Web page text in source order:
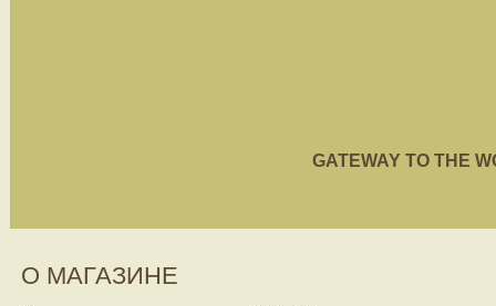
GATEWAY TO THE
О МАГАЗИНЕ